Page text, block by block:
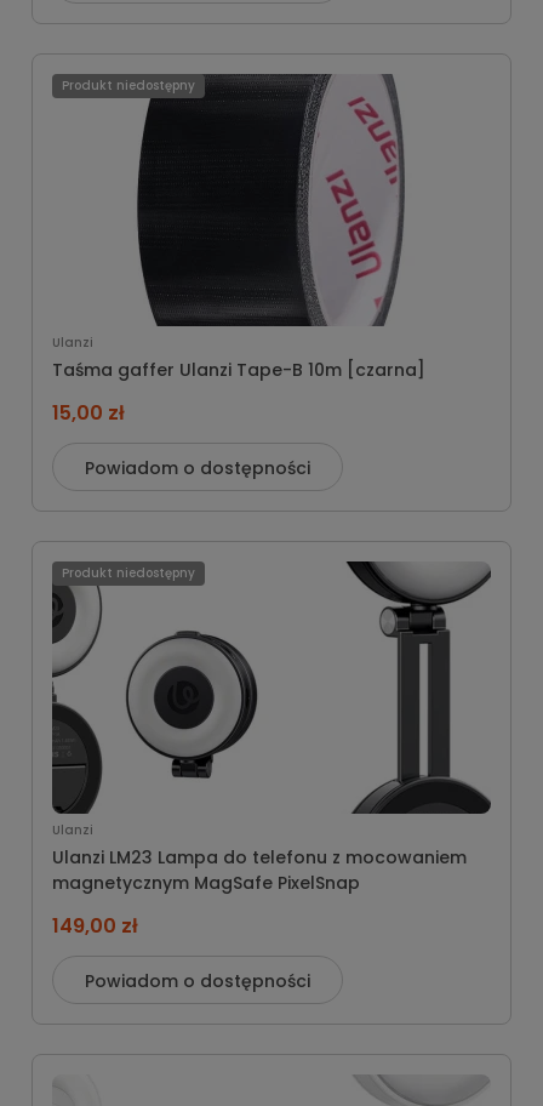
Ulanzi
Taśma gaffer Ulanzi Tape-B 10m [czarna]
15,00 zł
Powiadom o dostępności
Produkt niedostępny
Ulanzi
Ulanzi LM23 Lampa do telefonu z mocowaniem
magnetycznym MagSafe PixelSnap
149,00 zł
Powiadom o dostępności
Produkt niedostępny